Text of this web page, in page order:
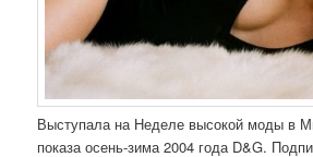
Выступала на Неделе высокой моды в
показа осень-зима 2004 года D&G.